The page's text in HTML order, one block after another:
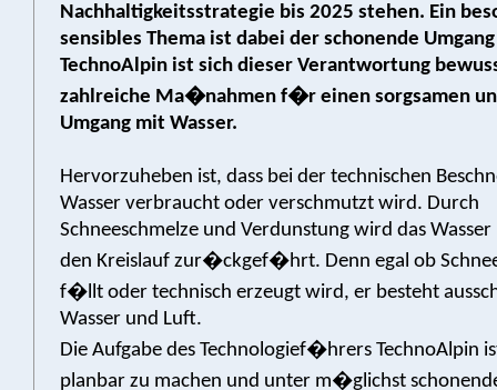
Nachhaltigkeitsstrategie bis 2025 stehen. Ein
sensibles Thema ist dabei der schonende
TechnoAlpin ist sich dieser Verantwortung
zahlreiche Ma�nahmen f�r einen sorgsamen
Umgang mit Wasser.
Hervorzuheben ist, dass bei der technischen
Wasser verbraucht oder verschmutzt wird. Durch
Schneeschmelze und Verdunstung wird das
den Kreislauf zur�ckgef�hrt. Denn egal ob
f�llt oder technisch erzeugt wird, er besteht
Wasser und Luft.
Die Aufgabe des Technologief�hrers TechnoAlpin
planbar zu machen und unter m�glichst